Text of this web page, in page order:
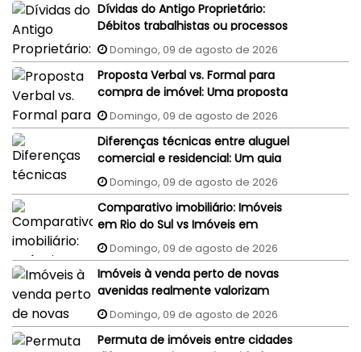
Dívidas do Antigo Proprietário:
Débitos trabalhistas ou processos
judiciais do vendedor podem
penhorar o imóvel recém-
comprado?
Domingo, 09 de agosto de 2026
Proposta Verbal vs. Formal para
compra de imóvel: Uma proposta
aceita por WhatsApp ou e-mail
tem validade jurídica?
Domingo, 09 de agosto de 2026
Diferenças técnicas entre aluguel
comercial e residencial: Um guia
completo
Domingo, 09 de agosto de 2026
Comparativo imobiliário: Imóveis
em Rio do Sul vs Imóveis em
Florianópolis (interior x capital)
Domingo, 09 de agosto de 2026
Imóveis à venda perto de novas
avenidas realmente valorizam
mais?Domingo, 09 de agosto de 2026
Permuta de imóveis entre cidades